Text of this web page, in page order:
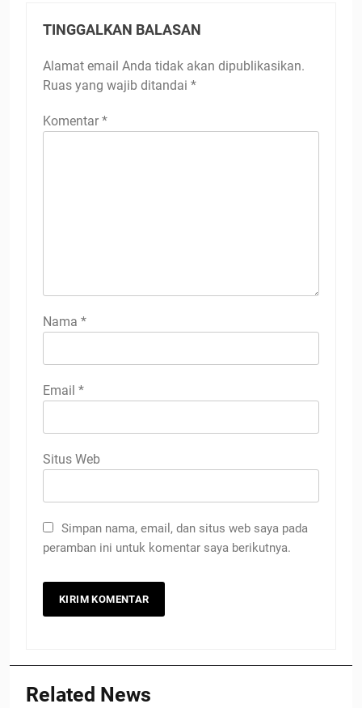
TINGGALKAN BALASAN
Alamat email Anda tidak akan dipublikasikan.
Ruas yang wajib ditandai *
Komentar *
Nama *
Email *
Situs Web
Simpan nama, email, dan situs web saya pada
peramban ini untuk komentar saya berikutnya.
Related News